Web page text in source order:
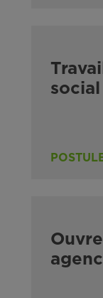
social